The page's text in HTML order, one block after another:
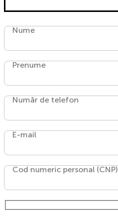
Nume
Prenume
Număr de telefon
E-mail
Cod numeric personal (CNP)